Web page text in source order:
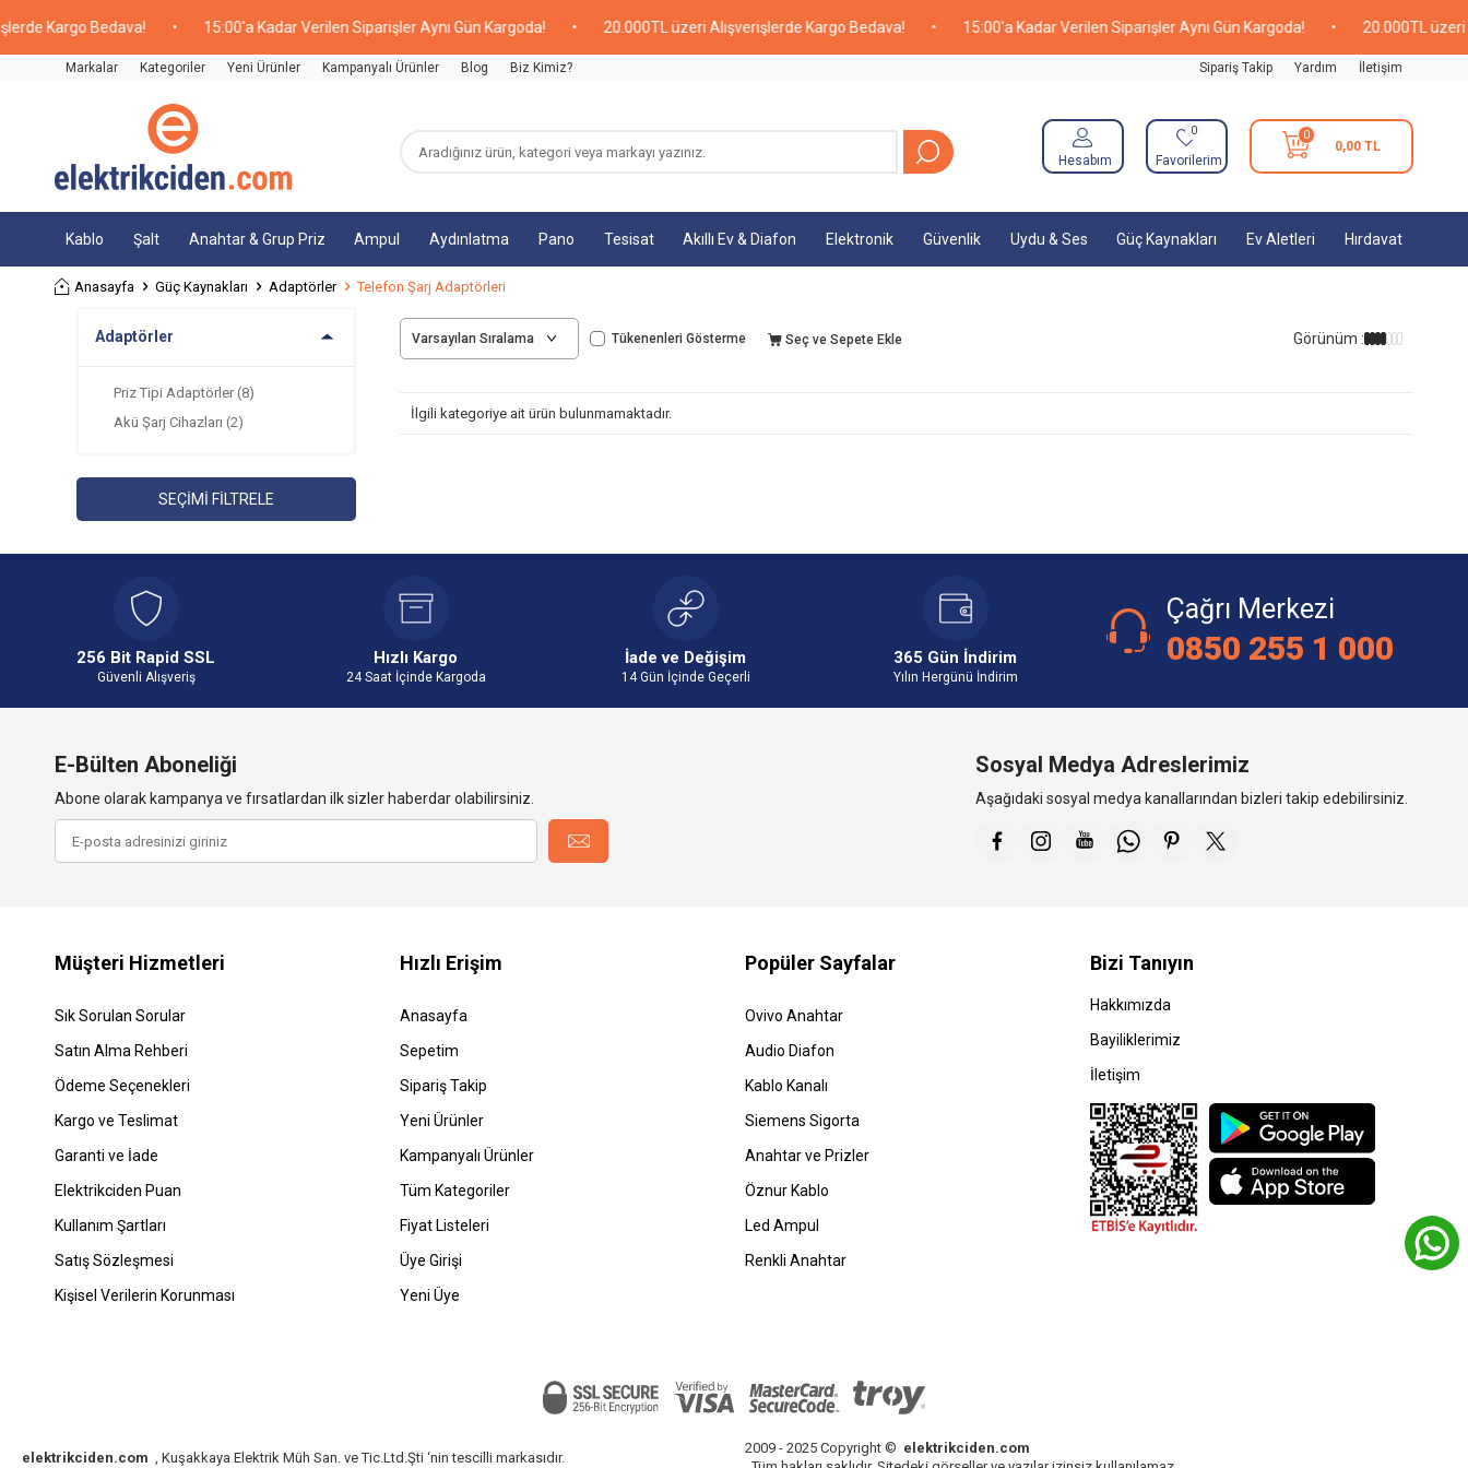
Kargo Bedava! 15:00'a Kadar Verilen Siparişler Aynı Gün Kargoda! 20.000TL üzeri Alışverişlerde Kargo Bedava! 15:00'a Kadar Verilen Siparişler Aynı Gün Kargoda! 20.000TL üzeri
Markalar Kategoriler Yeni Ürünler Kampanyalı Ürünler Blog Biz Kimiz? Sipariş Takip Yardım İletişim
Hesabım
0
Favorilerim
0
0,00TL
Kablo Şalt Anahtar & Grup Priz Ampul Aydınlatma Pano Tesisat Akıllı Ev & Diafon Elektronik Güvenlik Uydu & Ses Güç Kaynakları Ev Aletleri Hırdavat
Anasayfa Güç Kaynakları Adaptörler Telefon Şarj Adaptörleri
Adaptörler
Priz Tipi Adaptörler (8)
Akü Şarj Cihazları (2)
SEÇIMI FILTRELE
Tükenenleri Gösterme Seç ve Sepete Ekle Görünüm :
İlgili kategoriye ait ürün bulunmamaktadır.
256 Bit Rapid SSL
Güvenli Alışveriş
Hızlı Kargo
24 Saat İçinde Kargoda
İade ve Değişim
14 Gün İçinde Geçerli
365 Gün İndirim
Yılın Hergünü İndirim
Çağrı Merkezi
0850 255 1 000
E-Bülten Aboneliği
Abone olarak kampanya ve fırsatlardan ilk sizler haberdar olabilirsiniz.
Sosyal Medya Adreslerimiz
Aşağıdaki sosyal medya kanallarından bizleri takip edebilirsiniz.
Müşteri Hizmetleri
Sık Sorulan Sorular
Satın Alma Rehberi
Ödeme Seçenekleri
Kargo ve Teslimat
Garanti ve İade
Elektrikciden Puan
Kullanım Şartları
Satış Sözleşmesi
Kişisel Verilerin Korunması
Hızlı Erişim
Anasayfa
Sepetim
Sipariş Takip
Yeni Ürünler
Kampanyalı Ürünler
Tüm Kategoriler
Fiyat Listeleri
Üye Girişi
Yeni Üye
Popüler Sayfalar
Ovivo Anahtar
Audio Diafon
Kablo Kanalı
Siemens Sigorta
Anahtar ve Prizler
Öznur Kablo
Led Ampul
Renkli Anahtar
Bizi Tanıyın
Hakkımızda
Bayiliklerimiz
İletişim
elektrikciden.com , Kuşakkaya Elektrik Müh San. ve Tic.Ltd.Şti ‘nin tescilli markasıdır.
2009 - 2025 Copyright © elektrikciden.com